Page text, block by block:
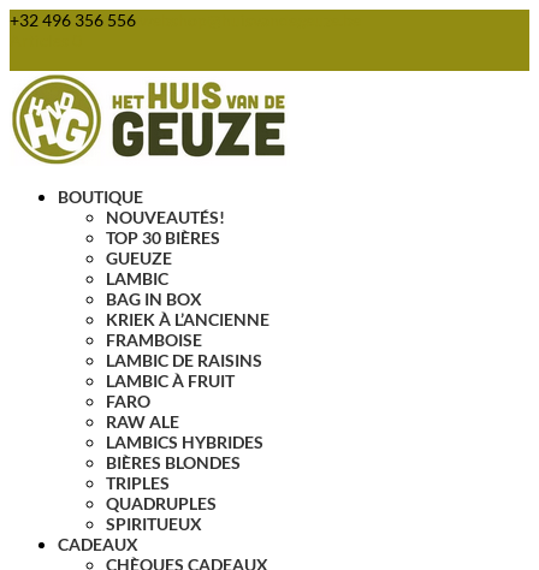
+32 496 356 556
BOUTIQUE
NOUVEAUTÉS!
TOP 30 BIÈRES
GUEUZE
LAMBIC
BAG IN BOX
KRIEK À L’ANCIENNE
FRAMBOISE
LAMBIC DE RAISINS
LAMBIC À FRUIT
FARO
RAW ALE
LAMBICS HYBRIDES
BIÈRES BLONDES
TRIPLES
QUADRUPLES
SPIRITUEUX
CADEAUX
CHÈQUES CADEAUX